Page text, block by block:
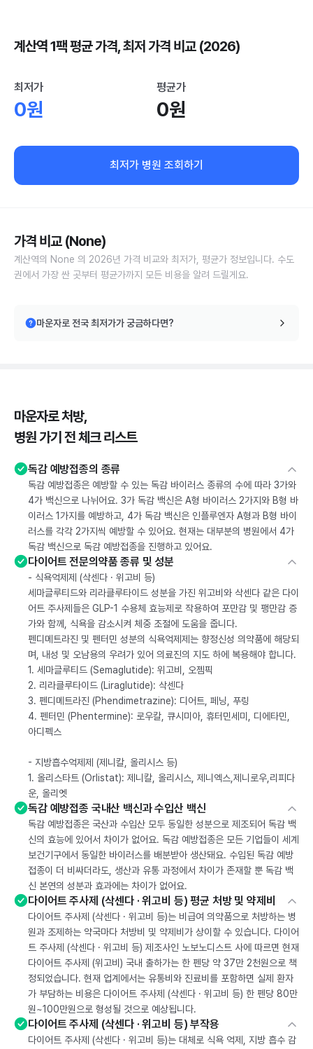
계산역 1팩 평균 가격, 최저 가격 비교 (2026)
최저가
0원
평균가
0원
최저가 병원 조회하기
가격 비교 (None)
계산역의 None 의 2026년 가격 비교와 최저가, 평균가 정보입니다. 수도
권에서 가장 싼 곳부터 평균가까지 모든 비용을 알려 드릴게요.
마운자로 전국 최저가가 궁금하다면?
마운자로 처방,
병원 가기 전 체크 리스트
독감 예방접종의 종류
독감 예방접종은 예방할 수 있는 독감 바이러스 종류의 수에 따라 3가와
4가 백신으로 나뉘어요. 3가 독감 백신은 A형 바이러스 2가지와 B형 바
이러스 1가지를 예방하고, 4가 독감 백신은 인플루엔자 A형과 B형 바이
러스를 각각 2가지씩 예방할 수 있어요. 현재는 대부분의 병원에서 4가
독감 백신으로 독감 예방접종을 진행하고 있어요.
다이어트 전문의약품 종류 및 성분
- 식욕억제제 (삭센다 · 위고비 등)
세마글루티드와 리라클루타이드 성분을 가진 위고비와 삭센다 같은 다이
어트 주사제들은 GLP-1 수용체 효능제로 작용하여 포만감 및 팽만감 증
가와 함께, 식욕을 감소시켜 체중 조절에 도움을 줍니다.
펜디메트라진 및 펜터민 성분의 식욕억제제는 향정신성 의약품에 해당되
며, 내성 및 오남용의 우려가 있어 의료진의 지도 하에 복용해야 합니다.
1. 세마글루티드 (Semaglutide): 위고비, 오젬픽
2. 리라클루타이드 (Liraglutide): 삭센다
3. 펜디메트라진 (Phendimetrazine): 디어트, 페닝, 푸링
4. 펜터민 (Phentermine): 로우칼, 큐시미아, 휴터민세미, 디에타민,
아디펙스
- 지방흡수억제제 (제니칼, 올리시스 등)
1. 올리스타트 (Orlistat): 제니칼, 올리시스, 제니엑스,제니로우,리피다
운, 올리엣
독감 예방접종 국내산 백신과 수입산 백신
독감 예방접종은 국산과 수입산 모두 동일한 성분으로 제조되어 독감 백
신의 효능에 있어서 차이가 없어요. 독감 예방접종은 모든 기업들이 세계
보건기구에서 동일한 바이러스를 배분받아 생산돼요. 수입된 독감 예방
접종이 더 비싸더라도, 생산과 유통 과정에서 차이가 존재할 뿐 독감 백
신 본연의 성분과 효과에는 차이가 없어요.
다이어트 주사제 (삭센다 · 위고비 등) 평균 처방 및 약제비
다이어트 주사제 (삭센다 · 위고비 등)는 비급여 의약품으로 처방하는 병
원과 조제하는 약국마다 처방비 및 약제비가 상이할 수 있습니다. 다이어
트 주사제 (삭센다 · 위고비 등) 제조사인 노보노디스트 사에 따르면 현재
다이어트 주사제 (위고비) 국내 출하가는 한 펜당 약 37만 2천원으로 책
정되었습니다. 현재 업계에서는 유통비와 진료비를 포함하면 실제 환자
가 부담하는 비용은 다이어트 주사제 (삭센다 · 위고비 등) 한 펜당 80만
원~100만원으로 형성될 것으로 예상됩니다.
다이어트 주사제 (삭센다 · 위고비 등) 부작용
다이어트 주사제 (삭센다 · 위고비 등)는 대체로 식욕 억제, 지방 흡수 감